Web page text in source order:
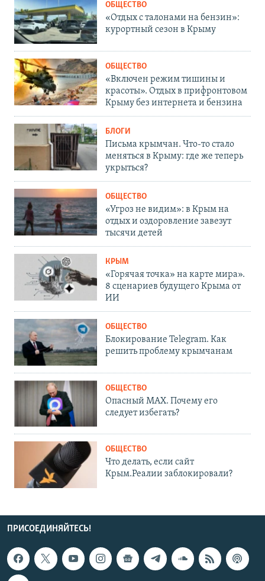
ОБЩЕСТВО
«Отдых с талонами на бензин»:
курортный сезон в Крыму
ОБЩЕСТВО
«Включен режим тишины и
красоты». Отдых в прифронтовом
Крыму без интернета и бензина
БЛОГИ
Письма крымчан. Что-то стало
меняться в Крыму: где же теперь
укрыться?
ОБЩЕСТВО
«Угроз не видим»: в Крым на
отдых и оздоровление завезут
тысячи детей
КРЫМ
«Горячая точка» на карте мира».
8 сценариев будущего Крыма от
ИИ
ОБЩЕСТВО
Блокирование Telegram. Как
решить проблему крымчанам
ОБЩЕСТВО
Опасный MAX. Почему его
следует избегать?
ОБЩЕСТВО
Что делать, если сайт
Крым.Реалии заблокировали?
ПРИСОЕДИНЯЙТЕСЬ!